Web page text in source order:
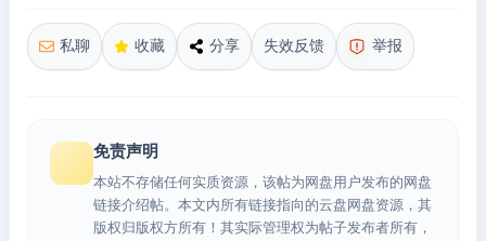
私聊 收藏 分享 失效反馈 举报
免责声明
本站不存储任何实质资源，该帖为网盘用户发布的网盘
链接介绍帖。本文内所有链接指向的云盘网盘资源，其
版权归版权方所有！其实际管理权为帖子发布者所有，